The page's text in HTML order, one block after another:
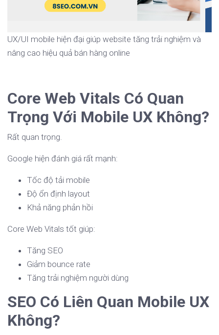
UX/UI mobile hiện đại giúp website tăng trải nghiệm và
nâng cao hiệu quả bán hàng online
Core Web Vitals Có Quan
Trọng Với Mobile UX Không?
Rất quan trọng.
Google hiện đánh giá rất mạnh:
Tốc độ tải mobile
Độ ổn định layout
Khả năng phản hồi
Core Web Vitals tốt giúp:
Tăng SEO
Giảm bounce rate
Tăng trải nghiệm người dùng
SEO Có Liên Quan Mobile UX
Không?